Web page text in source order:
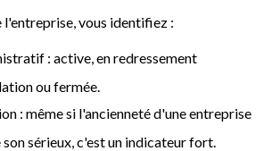
l'entreprise, vous identifiez :
: active, en redressement
ou fermée.
: même si l'ancienneté d'une entreprise
son sérieux, c'est un indicateur fort.